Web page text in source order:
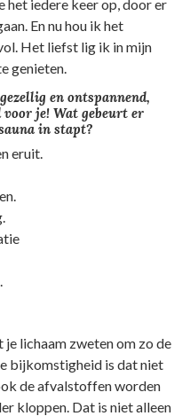
het iedere keer op, door er
En nu hou ik het
Het liefst lig ik in mijn
genieten.
en ontspannend,
voor je! Wat gebeurt er
in stapt?
eruit.
je lichaam zweten om zo de
bijkomstigheid is dat niet
de afvalstoffen worden
kloppen. Dat is niet alleen